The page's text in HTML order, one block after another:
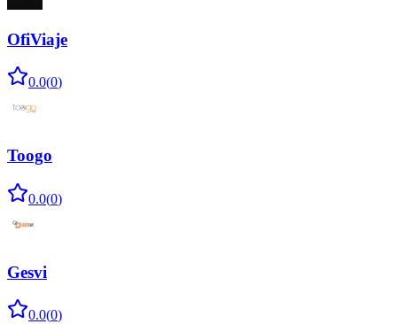
OfiViaje
0.0(0)
Toogo
0.0(0)
Gesvi
0.0(0)